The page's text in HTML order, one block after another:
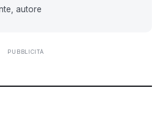
autore
PUBBLICITÀ